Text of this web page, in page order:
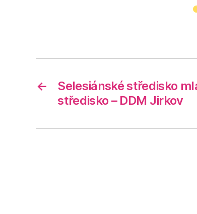
←
Selesiánské středisko
středisko – DDM Jirkov